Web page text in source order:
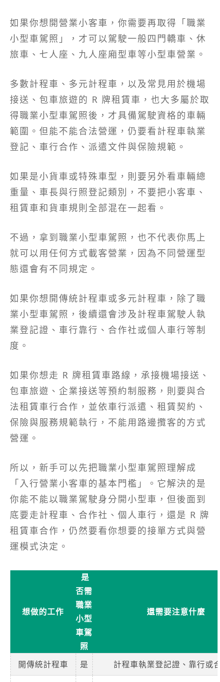
如果你想開營業小客車，你需要再取得「職業
小型車駕照」，才可以駕駛一般四門轎車、休
旅車、七人座、九人座廂型車等小型車營業。
多數計程車、多元計程車，以及常見用於機場
接送、包車旅遊的 R 牌租賃車，也大多屬於取
得職業小型車駕照後，才具備駕駛資格的車輛
範圍。但能不能合法營運，仍要看計程車執業
登記、車行合作、派遣文件與保險規範。
如果是小貨車或特殊車型，則要另外看車輛總
重量、車長與行照登記類別，不要把小客車、
租賃車和貨車規則全部混在一起看。
不過，拿到職業小型車駕照，也不代表你馬上
就可以用任何方式載客營業，因為不同營運型
態還會有不同規定。
如果你想開傳統計程車或多元計程車，除了職
業小型車駕照，後續還會涉及計程車駕駛人執
業登記證、車行靠行、合作社或個人車行等制
度。
如果你想走 R 牌租賃車路線，承接機場接送、
包車旅遊、企業接送等預約制服務，則要與合
法租賃車行合作，並依車行派遣、租賃契約、
保險與服務規範執行，不能用路邊攬客的方式
營運。
所以，新手可以先把職業小型車駕照理解成
「入行營業小客車的基本門檻」。它解決的是
你能不能以職業駕駛身分開小型車，但後面到
底要走計程車、合作社、個人車行，還是 R 牌
租賃車合作，仍然要看你想要的接單方式與營
運模式決定。
想做的工作
是
否需
職業
小型
車駕
照
還需要注意什麼
開傳統計程車 是 計程車執業登記證、靠行或